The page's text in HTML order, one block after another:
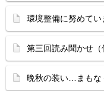
環境整備に努めて
第三回読み聞かせ
晩秋の装い…まも